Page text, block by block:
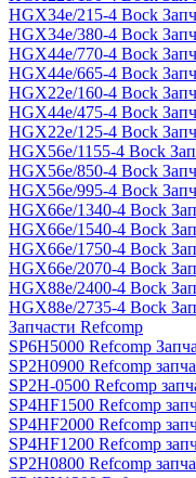
HGX34e/215-4 Bock
HGX34e/380-4 Bock
HGX44e/770-4 Bock
HGX44e/665-4 Bock
HGX22e/160-4 Bock
HGX44e/475-4 Bock
HGX22e/125-4 Bock
HGX56e/1155-4 Bock
HGX56e/850-4 Bock
HGX56e/995-4 Bock
HGX66e/1340-4 Bock
HGX66e/1540-4 Bock
HGX66e/1750-4 Bock
HGX66e/2070-4 Bock
HGX88e/2400-4 Bock
HGX88e/2735-4 Bock
Запчасти Refcomp
SP6H5000 Refcomp
SP2H0900 Refcomp
SP2H-0500 Refcomp
SP4HF1500 Refcomp
SP4HF2000 Refcomp
SP4HF1200 Refcomp
SP2H0800 Refcomp